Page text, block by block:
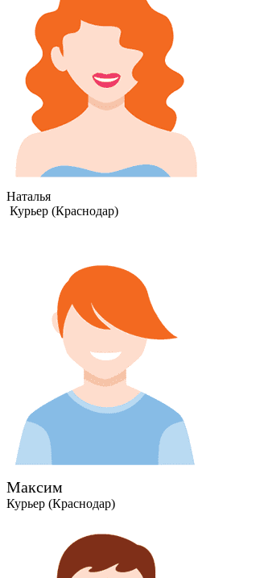
Наталья
Курьер (Краснодар)
Максим
Курьер (Краснодар)